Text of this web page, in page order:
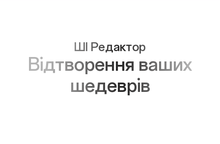
ШІ Редактор
Відтворення ваших
шедеврів